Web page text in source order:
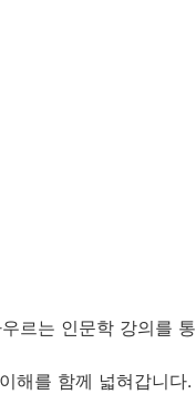
르는 인문학 강의를 통
해를 함께 넓혀갑니다.